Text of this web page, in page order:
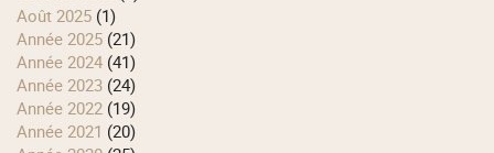
août 2025 (1)
année 2025 (21)
année 2024 (41)
année 2023 (24)
année 2022 (19)
année 2021 (20)